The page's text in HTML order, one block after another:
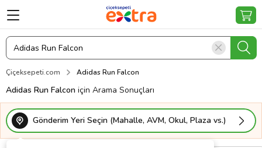
Çiçeksepeti.com Adidas Run Falcon
Adidas Run Falcon için Arama Sonuçları
Gönderim Yeri Seçin (Mahalle, AVM, Okul, Plaza vs.)